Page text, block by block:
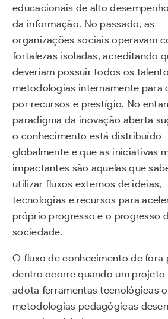
educacionais de alto
da informação. No passado, as
organizações sociais operavam
fortalezas isoladas, acreditando
deveriam possuir todos os
metodologias internamente para
por recursos e prestígio. No
paradigma da inovação aberta
o conhecimento está distribuído
globalmente e que as iniciativas
impactantes são aquelas que
utilizar fluxos externos de ideias,
tecnologias e recursos para
próprio progresso e o progresso
sociedade.
O fluxo de conhecimento de fora
dentro ocorre quando um projeto
adota ferramentas tecnológicas
metodologias pedagógicas